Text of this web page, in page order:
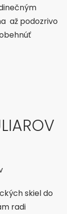
až podozrivo
skiel do
radi